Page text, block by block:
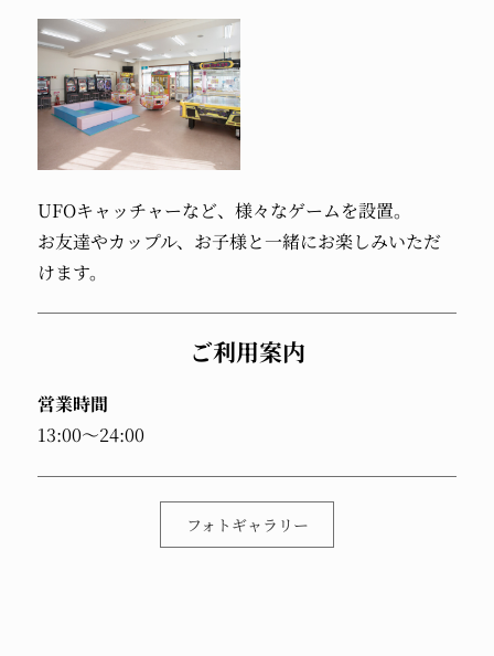
UFOキャッチャーなど、様々なゲームを設置。
お友達やカップル、お子様と一緒にお楽しみいただ
けます。
ご利用案内
営業時間
13:00～24:00
フォトギャラリー